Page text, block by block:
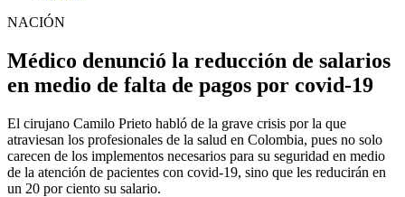
NACIÓN
Médico denunció la reducción de salarios
en medio de falta de pagos por covid-19
El cirujano Camilo Prieto habló de la grave crisis por la que
atraviesan los profesionales de la salud en Colombia, pues no solo
carecen de los implementos necesarios para su seguridad en medio
de la atención de pacientes con covid-19, sino que les reducirán en
un 20 por ciento su salario.